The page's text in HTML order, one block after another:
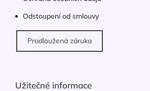
Odstoupení od smlouvy
Prodloužená záruka
Užitečné informace